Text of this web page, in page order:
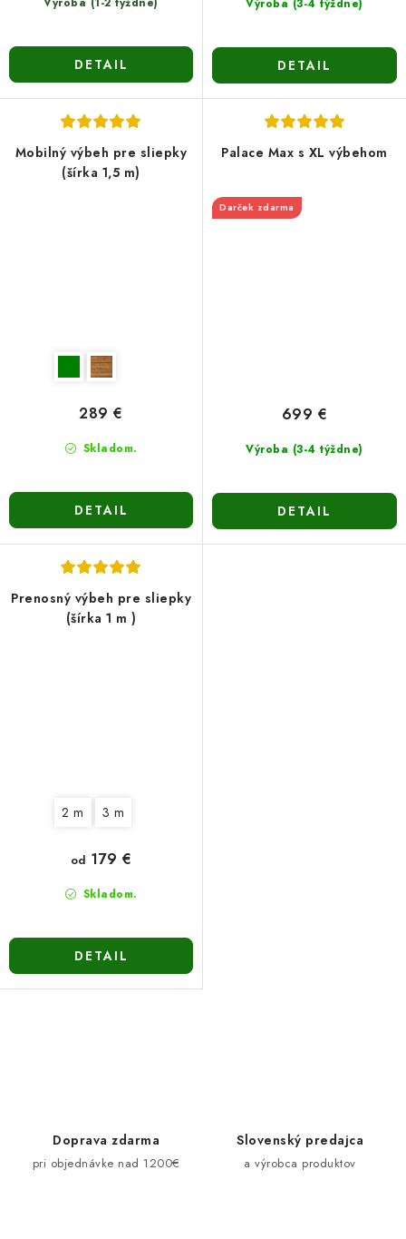
DETAIL
Výroba (3-4 týždne)
DETAIL
Mobilný výbeh pre sliepky
(šírka 1,5 m)
Skladom.
289 €
DETAIL
Palace Max s XL výbehom
Darček zdarma
Výroba (3-4 týždne)
699 €
DETAIL
Prenosný výbeh pre sliepky
(šírka 1 m )
2 m 3 m
Skladom.
od 179 €
DETAIL
Doprava zdarma
pri objednávke nad 1200€
Slovenský predajca
a výrobca produktov